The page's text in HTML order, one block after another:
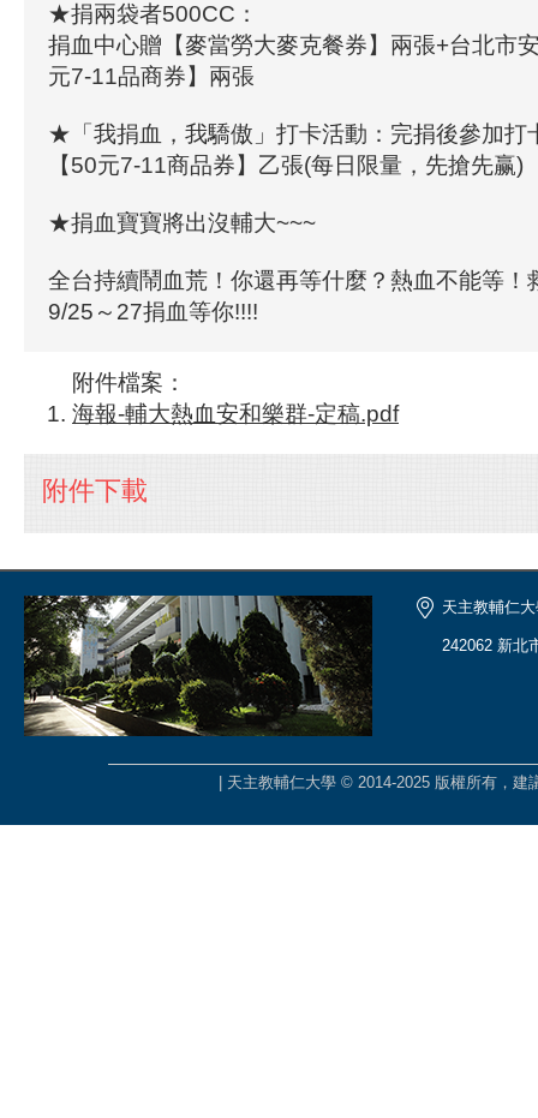
★捐兩袋者500CC：
捐血中心贈【麥當勞大麥克餐券】兩張+台北市
元7-11品商券】兩張
★「我捐血，我驕傲」打卡活動：完捐後參加打
【50元7-11商品券】乙張(每日限量，先搶先赢)
★捐血寶寶將出沒輔大~~~
全台持續鬧血荒！你還再等什麼？熱血不能等！
9/25～27捐血等你!!!!
附件檔案：
海報-輔大熱血安和樂群-定稿.pdf
附件下載
天主教輔仁
242062 新北
| 天主教輔仁大學 © 2014-2025 版權所有，